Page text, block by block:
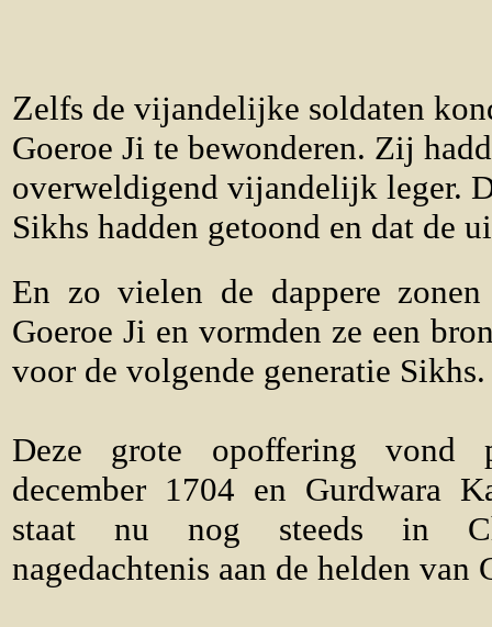
Zelfs de vijandelijke soldaten
Goeroe Ji te bewonderen. Zij
overweldigend vijandelijk leger.
Sikhs hadden getoond en dat de
En zo vielen de dappere
Goeroe Ji en vormden ze een
voor de volgende generatie Sikhs.
Deze grote opoffering vond
december 1704 en Gurdwara
staat nu nog steeds in
nagedachtenis aan de helden van